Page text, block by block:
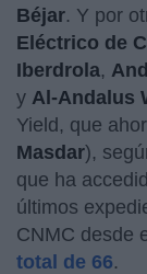
Béjar. Y por
Eléctrico de
Iberdrola,
y Al-Andalus
Yield, que
Masdar),
que ha
últimos
CNMC desde
total de 66.